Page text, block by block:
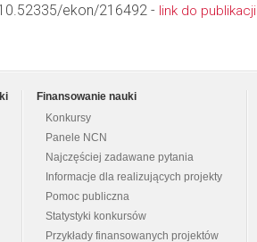
ekon/216492 - link do publikacji
Finansowanie nauki
Konkursy
Panele NCN
Najczęściej zadawane pytania
Informacje dla realizujących projekty
Pomoc publiczna
Statystyki konkursów
Przykłady finansowanych projektów